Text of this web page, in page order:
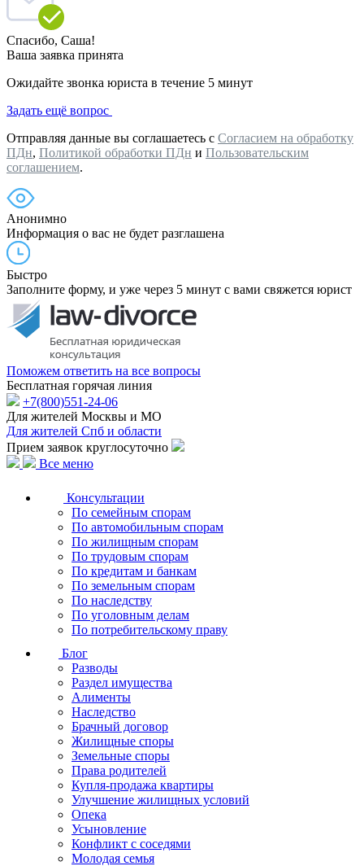
Спасибо, Саша!
Ваша заявка принята
Ожидайте звонка юриста в течение 5 минут
Задать ещё вопрос
Отправляя данные вы соглашаетесь с Согласием на обработку
ПДн, Политикой обработки ПДн и Пользовательским
соглашением.
Анонимно
Информация о вас не будет разглашена
Быстро
Заполните форму, и уже через 5 минут с вами свяжется юрист
Поможем ответить на все вопросы
Бесплатная горячая линия
+7(800)551-24-06
Для жителей Москвы и МО
Для жителей Спб и области
Прием заявок круглосуточно
Все меню
Консультации
По семейным спорам
По автомобильным спорам
По жилищным спорам
По трудовым спорам
По кредитам и банкам
По земельным спорам
По наследству
По уголовным делам
По потребительскому праву
Блог
Разводы
Раздел имущества
Алименты
Наследство
Брачный договор
Жилищные споры
Земельные споры
Права родителей
Купля-продажа квартиры
Улучшение жилищных условий
Опека
Усыновление
Конфликт с соседями
Молодая семья